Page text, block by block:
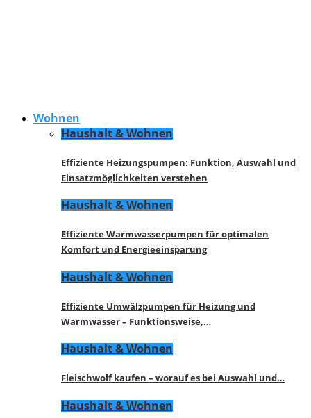
Wohnen
Haushalt & Wohnen
Effiziente Heizungspumpen: Funktion, Auswahl und
Einsatzmöglichkeiten verstehen
Haushalt & Wohnen
Effiziente Warmwasserpumpen für optimalen
Komfort und Energieeinsparung
Haushalt & Wohnen
Effiziente Umwälzpumpen für Heizung und
Warmwasser – Funktionsweise,…
Haushalt & Wohnen
Fleischwolf kaufen – worauf es bei Auswahl und…
Haushalt & Wohnen